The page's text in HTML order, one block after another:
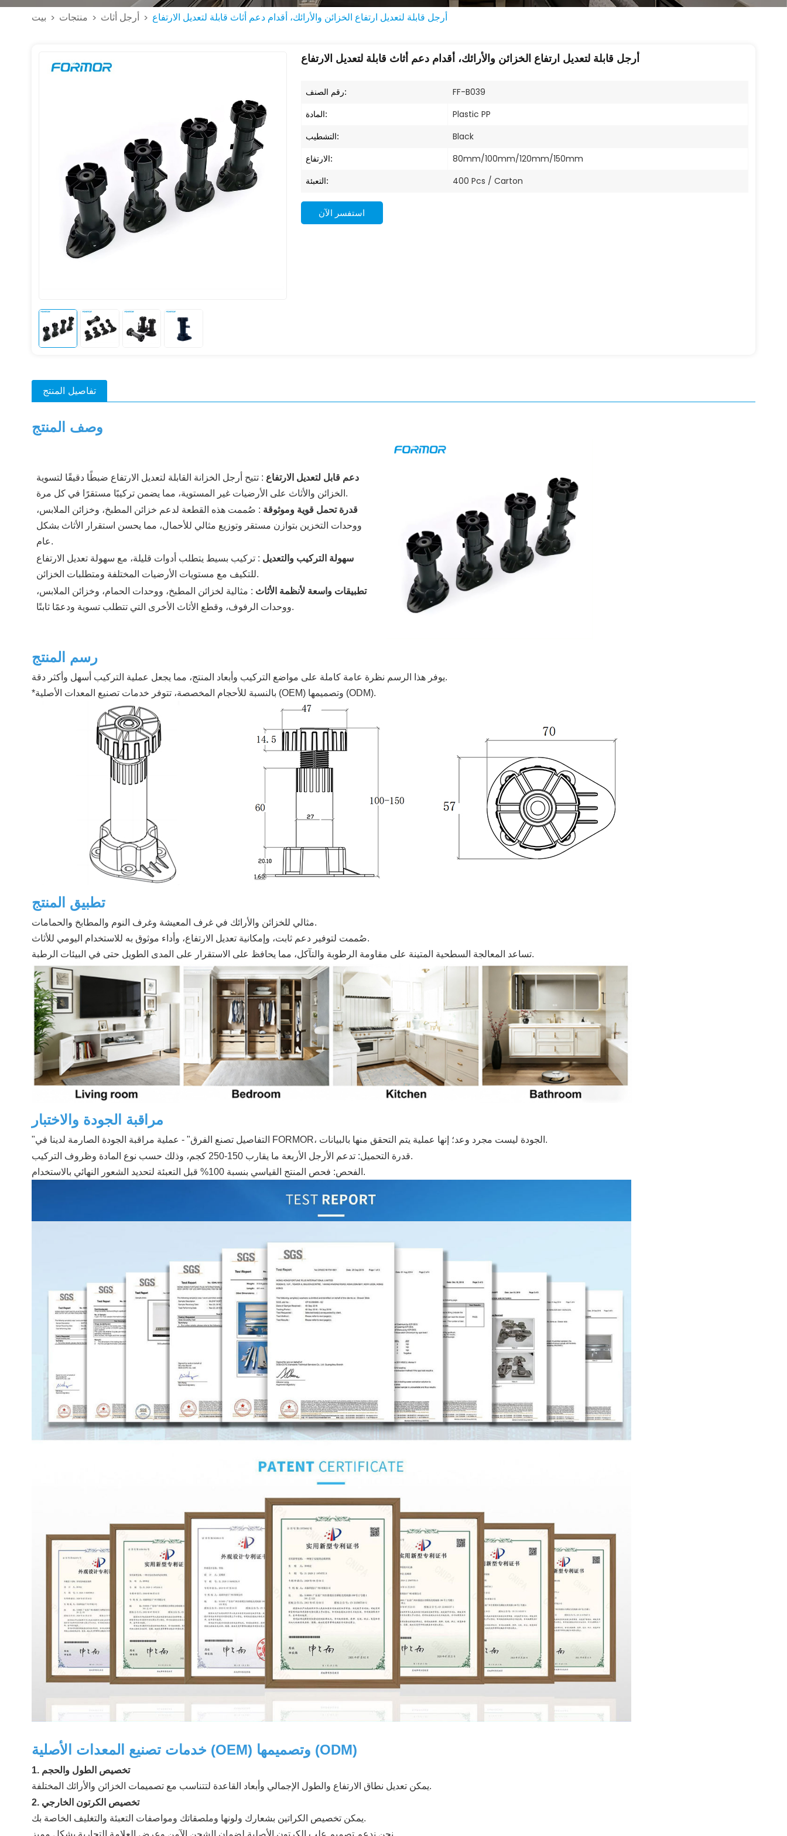
بيت > منتجات > أرجل أثاث > أرجل قابلة لتعديل ارتفاع الخزائن والأرائك، أقدام دعم أثاث قابلة لتعديل الارتفاع
أرجل قابلة لتعديل ارتفاع الخزائن والأرائك، أقدام دعم أثاث قابلة لتعديل الارتفاع
رقم الصنف: FF-B039
المادة: Plastic PP
التشطيب: Black
الارتفاع: 80mm/100mm/120mm/150mm
التعبئة: 400 Pcs / Carton
استفسر الآن
تفاصيل المنتج
وصف المنتج
دعم قابل لتعديل الارتفاع :تتيح أرجل الخزانة القابلة لتعديل الارتفاع ضبطًا دقيقًا لتسوية
الخزائن والأثاث على الأرضيات غير المستوية، مما يضمن تركيبًا مستقرًا في كل مرة.
قدرة تحمل قوية وموثوقة : صُممت هذه القطعة لدعم خزائن المطبخ، وخزائن الملابس،
ووحدات التخزين بتوازن مستقر وتوزيع مثالي للأحمال، مما يحسن استقرار الأثاث بشكل
عام.
سهولة التركيب والتعديل :تركيب بسيط يتطلب أدوات قليلة، مع سهولة تعديل الارتفاع
للتكيف مع مستويات الأرضيات المختلفة ومتطلبات الخزائن.
تطبيقات واسعة لأنظمة الأثاث : مثالية لخزائن المطبخ، ووحدات الحمام، وخزائن الملابس،
ووحدات الرفوف، وقطع الأثاث الأخرى التي تتطلب تسوية ودعمًا ثابتًا.
رسم المنتج
يوفر هذا الرسم نظرة عامة كاملة على مواضع التركيب وأبعاد المنتج، مما يجعل عملية التركيب أسهل وأكثر دقة.
*بالنسبة للأحجام المخصصة، تتوفر خدمات تصنيع المعدات الأصلية (OEM) وتصميمها (ODM).
تطبيق المنتج
مثالي للخزائن والأرائك في غرف المعيشة وغرف النوم والمطابخ والحمامات.
صُممت لتوفير دعم ثابت، وإمكانية تعديل الارتفاع، وأداء موثوق به للاستخدام اليومي للأثاث.
تساعد المعالجة السطحية المتينة على مقاومة الرطوبة والتآكل، مما يحافظ على الاستقرار على المدى الطويل حتى في البيئات الرطبة.
مراقبة الجودة والاختبار
"التفاصيل تصنع الفرق" - عملية مراقبة الجودة الصارمة لدينا في FORMOR، الجودة ليست مجرد وعد؛ إنها عملية يتم التحقق منها بالبيانات.
قدرة التحميل: تدعم الأرجل الأربعة ما يقارب 150-250 كجم، وذلك حسب نوع المادة وظروف التركيب.
الفحص: فحص المنتج القياسي بنسبة 100% قبل التعبئة لتحديد الشعور النهائي بالاستخدام.
خدمات تصنيع المعدات الأصلية (OEM) وتصميمها (ODM)
1. تخصيص الطول والحجم
يمكن تعديل نطاق الارتفاع والطول الإجمالي وأبعاد القاعدة لتتناسب مع تصميمات الخزائن والأرائك المختلفة.
2. تخصيص الكرتون الخارجي
يمكن تخصيص الكراتين بشعارك ولونها وملصقاتك ومواصفات التعبئة والتغليف الخاصة بك.